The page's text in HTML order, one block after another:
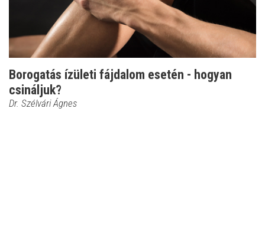
Borogatás ízületi fájdalom esetén - hogyan
csináljuk?
Dr. Szélvári Ágnes